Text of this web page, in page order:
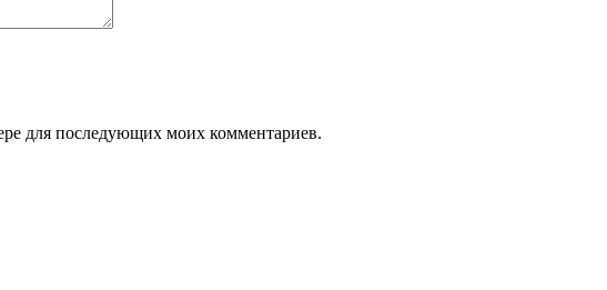
для последующих моих комментариев.